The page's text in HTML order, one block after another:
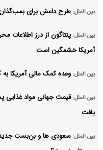
بین الملل: طرح داعش برای
بین الملل: پنتاگون از درز اطلاعات
آمریکا خشمگین است
بین الملل: وعده کمک مالی آمریکا به
بین الملل: قیمت جهانی مواد غذایی
یافت
بین الملل: سعودی ها و بن‌بست جدید